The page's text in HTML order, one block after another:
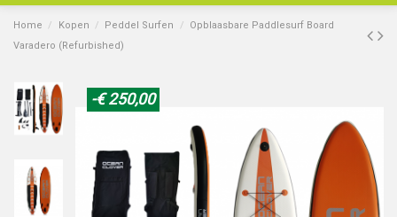
Home Kopen Peddel Surfen
Opblaasbare Paddlesurf Board
Varadero (Refurbished)
-€ 250,00